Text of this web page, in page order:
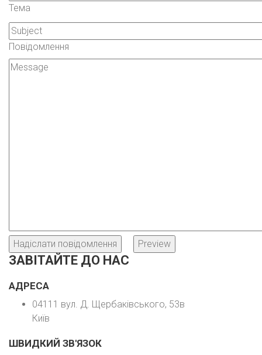
Тема
Повідомлення
ЗАВІТАЙТЕ ДО НАС
АДРЕСА
04111 вул. Д. Щербаківського, 53в
Київ
ШВИДКИЙ ЗВ'ЯЗОК